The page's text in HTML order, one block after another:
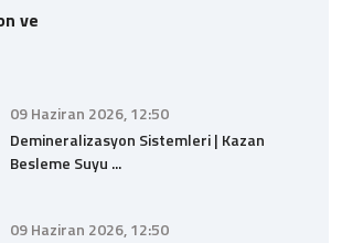
09 Haziran 2026, 12:50
Demineralizasyon Sistemleri | Kazan
Besleme Suyu ...
09 Haziran 2026, 12:50